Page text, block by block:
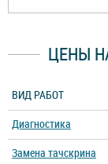
ЦЕНЫ
ВИД РАБОТ
Диагностика
Замена тачскрина